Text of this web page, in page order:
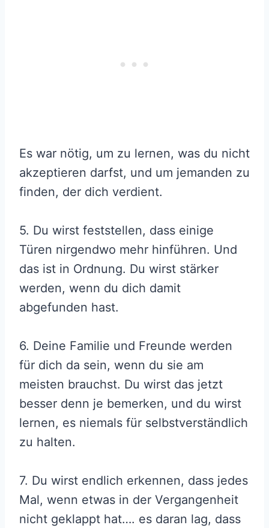
Es war nötig, um zu lernen, was du nicht
akzeptieren darfst, und um jemanden zu
finden, der dich verdient.
5. Du wirst feststellen, dass einige
Türen nirgendwo mehr hinführen. Und
das ist in Ordnung. Du wirst stärker
werden, wenn du dich damit
abgefunden hast.
6. Deine Familie und Freunde werden
für dich da sein, wenn du sie am
meisten brauchst. Du wirst das jetzt
besser denn je bemerken, und du wirst
lernen, es niemals für selbstverständlich
zu halten.
7. Du wirst endlich erkennen, dass jedes
Mal, wenn etwas in der Vergangenheit
nicht geklappt hat…. es daran lag, dass